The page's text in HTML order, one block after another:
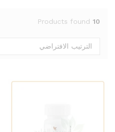
10
Products found
الترتيب الافتراضي